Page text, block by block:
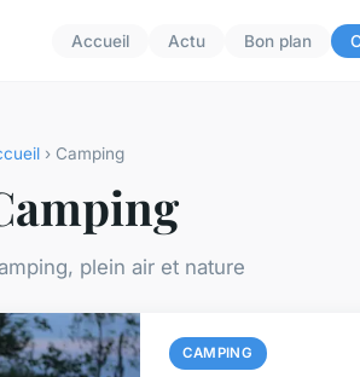
Accueil Actu Bon plan
› Camping
plein air et nature
CAMPING